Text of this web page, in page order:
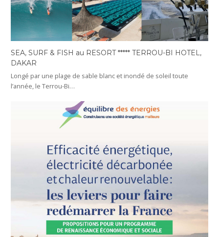
SEA, SURF & FISH au RESORT ***** TERROU-BI HOTEL,
DAKAR
Longé par une plage de sable blanc et inondé de soleil toute
l’année, le Terrou-Bi…